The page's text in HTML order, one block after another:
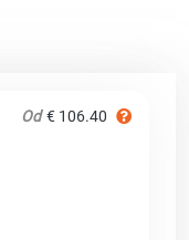
Od € 106.40